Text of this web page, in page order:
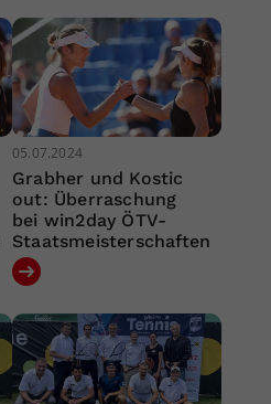
05.07.2024
Grabher und Kostic
out: Überraschung
bei win2day ÖTV-
Staatsmeisterschaften